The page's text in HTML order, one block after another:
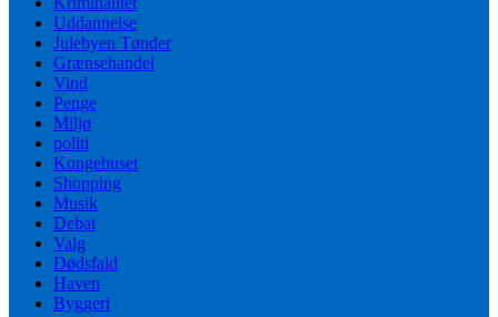
Uddannelse
Julebyen Tønder
Grænsehandel
Vind
Penge
Miljø
politi
Kongehuset
Shopping
Musik
Debat
Valg
Dødsfald
Haven
Byggeri